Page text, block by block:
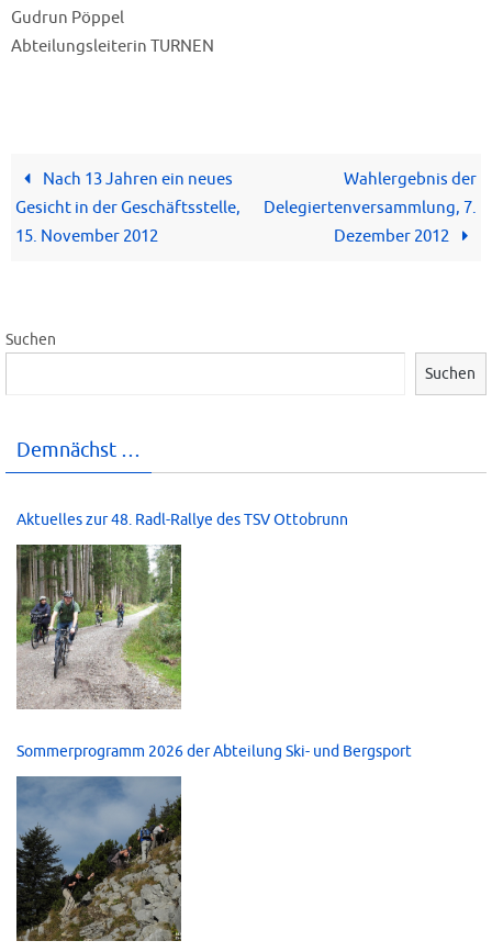
Gudrun Pöppel
Abteilungsleiterin TURNEN
Nach 13 Jahren ein neues
Gesicht in der Geschäftsstelle,
15. November 2012
Wahlergebnis der
Delegiertenversammlung, 7.
Dezember 2012
Suchen
Suchen
Demnächst …
Aktuelles zur 48. Radl-Rallye des TSV Ottobrunn
Sommerprogramm 2026 der Abteilung Ski- und Bergsport